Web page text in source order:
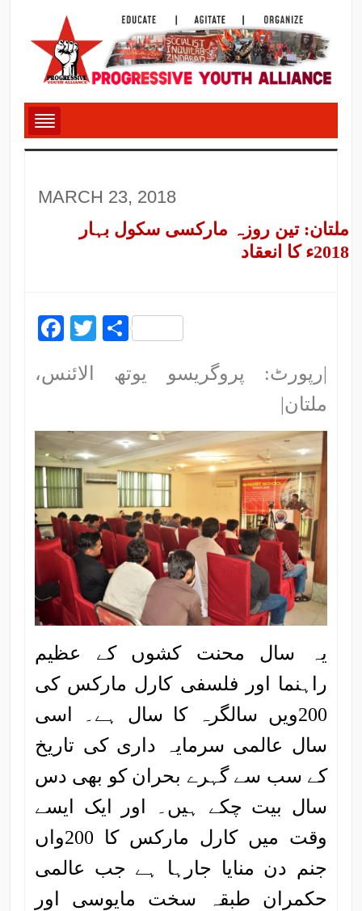
MARCH 23, 2018
ملتان: تین روزہ مارکسی سکول بہار
2018ء کا انعقاد
Facebook
Twitter
Share
|رپورٹ: پروگریسو یوتھ الائنس،
ملتان|
یہ سال محنت کشوں کے عظیم
راہنما اور فلسفی کارل مارکس کی
200ویں سالگرہ کا سال ہے۔ اسی
سال عالمی سرمایہ داری کی تاریخ
کے سب سے گہرے بحران کو بھی دس
سال بیت چکے ہیں۔ اور ایک ایسے
وقت میں کارل مارکس کا 200واں
جنم دن منایا جارہا ہے جب عالمی
حکمران طبقہ سخت مایوسی اور